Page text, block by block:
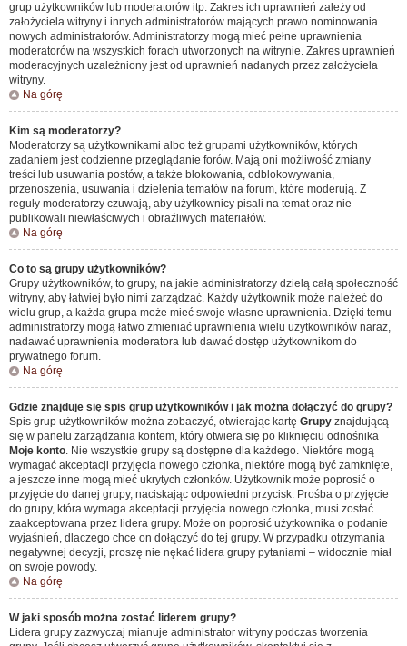
grup użytkowników lub moderatorów itp. Zakres ich uprawnień zależy od
założyciela witryny i innych administratorów mających prawo nominowania
nowych administratorów. Administratorzy mogą mieć pełne uprawnienia
moderatorów na wszystkich forach utworzonych na witrynie. Zakres uprawnień
moderacyjnych uzależniony jest od uprawnień nadanych przez założyciela
witryny.
Na górę
Kim są moderatorzy?
Moderatorzy są użytkownikami albo też grupami użytkowników, których
zadaniem jest codzienne przeglądanie forów. Mają oni możliwość zmiany
treści lub usuwania postów, a także blokowania, odblokowywania,
przenoszenia, usuwania i dzielenia tematów na forum, które moderują. Z
reguły moderatorzy czuwają, aby użytkownicy pisali na temat oraz nie
publikowali niewłaściwych i obraźliwych materiałów.
Na górę
Co to są grupy użytkowników?
Grupy użytkowników, to grupy, na jakie administratorzy dzielą całą społeczność
witryny, aby łatwiej było nimi zarządzać. Każdy użytkownik może należeć do
wielu grup, a każda grupa może mieć swoje własne uprawnienia. Dzięki temu
administratorzy mogą łatwo zmieniać uprawnienia wielu użytkowników naraz,
nadawać uprawnienia moderatora lub dawać dostęp użytkownikom do
prywatnego forum.
Na górę
Gdzie znajduje się spis grup użytkowników i jak można dołączyć do grupy?
Spis grup użytkowników można zobaczyć, otwierając kartę Grupy znajdującą
się w panelu zarządzania kontem, który otwiera się po kliknięciu odnośnika
Moje konto. Nie wszystkie grupy są dostępne dla każdego. Niektóre mogą
wymagać akceptacji przyjęcia nowego członka, niektóre mogą być zamknięte,
a jeszcze inne mogą mieć ukrytych członków. Użytkownik może poprosić o
przyjęcie do danej grupy, naciskając odpowiedni przycisk. Prośba o przyjęcie
do grupy, która wymaga akceptacji przyjęcia nowego członka, musi zostać
zaakceptowana przez lidera grupy. Może on poprosić użytkownika o podanie
wyjaśnień, dlaczego chce on dołączyć do tej grupy. W przypadku otrzymania
negatywnej decyzji, proszę nie nękać lidera grupy pytaniami – widocznie miał
on swoje powody.
Na górę
W jaki sposób można zostać liderem grupy?
Lidera grupy zazwyczaj mianuje administrator witryny podczas tworzenia